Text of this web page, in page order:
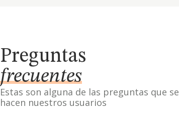
Preguntas
frecuentes
Estas son alguna de las preguntas que se
hacen nuestros usuarios